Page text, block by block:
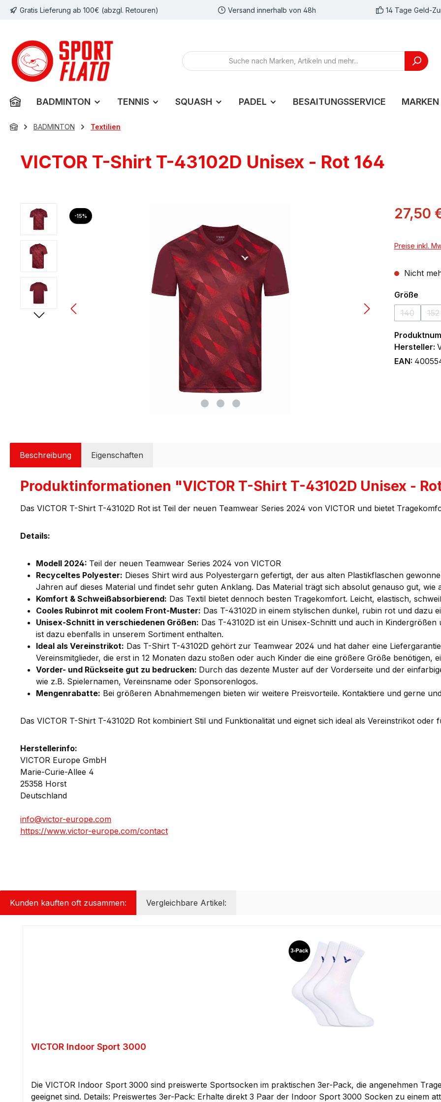
Hauptinhalt springen
Zur Suche springen
Zur Hauptnavigation springen
Gratis Lieferung ab 100€ (abzgl. Retouren) Versand innerhalb von 48h 14 Tage Geld-
BADMINTON TENNIS SQUASH PADEL BESAITUNGSSERVICE MARKEN
BADMINTON Textilien
VICTOR T-Shirt T-43102D Unisex - Rot 164
Bildergalerie überspringen
-15% Rabatt 27,50
Preise inkl.
Nicht
Größe
140
(Diese
152
Hersteller:
EAN:
Beschreibung Eigenschaften
Produktinformationen "VICTOR T-Shirt T-43102D Unisex -
Das VICTOR T-Shirt T-43102D Rot ist Teil der neuen Teamwear Series 2024 von VICTOR und bietet
Details:
Modell 2024: Teil der neuen Teamwear Series 2024 von VICTOR
Recyceltes Polyester: Dieses Shirt wird aus Polyestergarn gefertigt, der aus alten Plastikflaschen
Jahren auf dieses Material und findet sehr guten Anklang. Das Material trägt sich absolut genauso gut, wie
Komfort & Schweißabsorbierend: Das Textil bietet dennoch besten Tragekomfort. Leicht, elastisch,
Cooles Rubinrot mit coolem Front-Muster: Das T-43102D in einem stylischen dunkel, rubin rot und dazu
Unisex-Schnitt in verschiedenen Größen: Das T-43102D ist ein Unisex-Schnitt und auch in
ist dazu ebenfalls in unserem Sortiment enthalten.
Ideal als Vereinstrikot: Das T-Shirt T-43102D gehört zur Teamwear 2024 und hat daher eine
Vereinsmitglieder, die erst in 12 Monaten dazu stoßen oder auch Kinder die eine größere Größe benötigen,
Vorder- und Rückseite gut zu bedrucken: Durch das dezente Muster auf der Vorderseite und der
wie z.B. Spielernamen, Vereinsname oder Sponsorenlogos.
Mengenrabatte: Bei größeren Abnahmemengen bieten wir weitere Preisvorteile. Kontaktiere und gerne
Das VICTOR T-Shirt T-43102D Rot kombiniert Stil und Funktionalität und eignet sich ideal als Vereinstrikot
Herstellerinfo:
VICTOR Europe GmbH
Marie-Curie-Allee 4
25358 Horst
Deutschland
info@victor-europe.com
https://www.victor-europe.com/contact
Kunden kauften oft zusammen: Vergleichbare Artikel:
VICTOR Indoor Sport 3000
Die VICTOR Indoor Sport 3000 sind preiswerte Sportsocken im praktischen 3er-Pack, die angenehmen
geeignet sind. Details: Preiswertes 3er-Pack: Erhalte direkt 3 Paar der Indoor Sport 3000 Socken zu einem attraktiven Preis. Angenehmer Tragekomfort: